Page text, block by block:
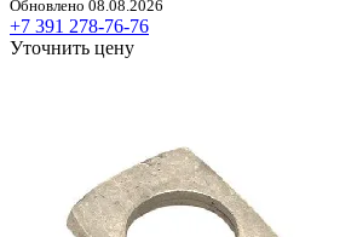
Обновлено 08.08.2026
+7 391 278-76-76
Уточнить цену